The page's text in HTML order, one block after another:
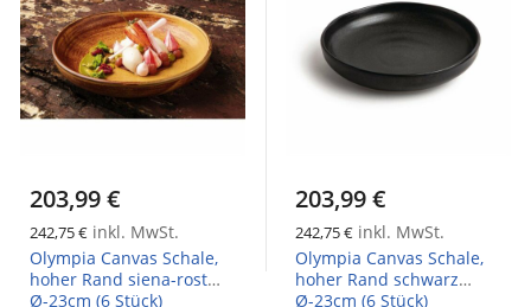
203,99 €
242,75 € inkl. MwSt.
Olympia Canvas Schale,
hoher Rand siena-rost
Ø-23cm (6 Stück)
203,99 €
242,75 € inkl. MwSt.
Olympia Canvas Schale,
hoher Rand schwarz
Ø-23cm (6 Stück)